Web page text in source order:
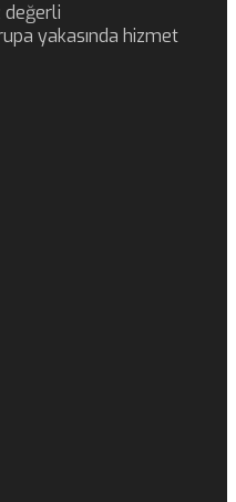
değerli
yakasında hizmet